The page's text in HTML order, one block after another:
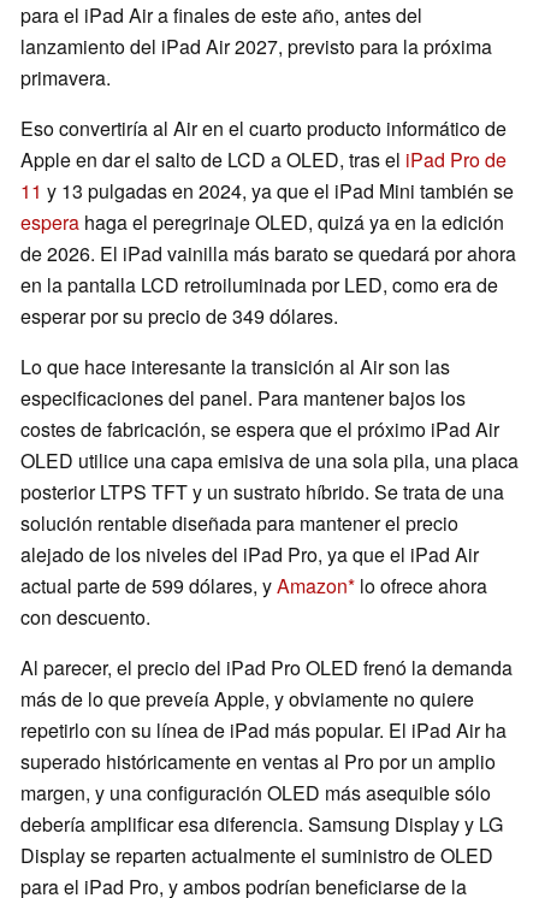
para el iPad Air a finales de este año, antes del
lanzamiento del iPad Air 2027, previsto para la próxima
primavera.
Eso convertiría al Air en el cuarto producto informático de
Apple en dar el salto de LCD a OLED, tras el iPad Pro de
11 y 13 pulgadas en 2024, ya que el iPad Mini también se
espera haga el peregrinaje OLED, quizá ya en la edición
de 2026. El iPad vainilla más barato se quedará por ahora
en la pantalla LCD retroiluminada por LED, como era de
esperar por su precio de 349 dólares.
Lo que hace interesante la transición al Air son las
especificaciones del panel. Para mantener bajos los
costes de fabricación, se espera que el próximo iPad Air
OLED utilice una capa emisiva de una sola pila, una placa
posterior LTPS TFT y un sustrato híbrido. Se trata de una
solución rentable diseñada para mantener el precio
alejado de los niveles del iPad Pro, ya que el iPad Air
actual parte de 599 dólares, yAmazon lo ofrece ahora
con descuento.
Al parecer, el precio del iPad Pro OLED frenó la demanda
más de lo que preveía Apple, y obviamente no quiere
repetirlo con su línea de iPad más popular. El iPad Air ha
superado históricamente en ventas al Pro por un amplio
margen, y una configuración OLED más asequible sólo
debería amplificar esa diferencia. Samsung Display y LG
Display se reparten actualmente el suministro de OLED
para el iPad Pro, y ambos podrían beneficiarse de la